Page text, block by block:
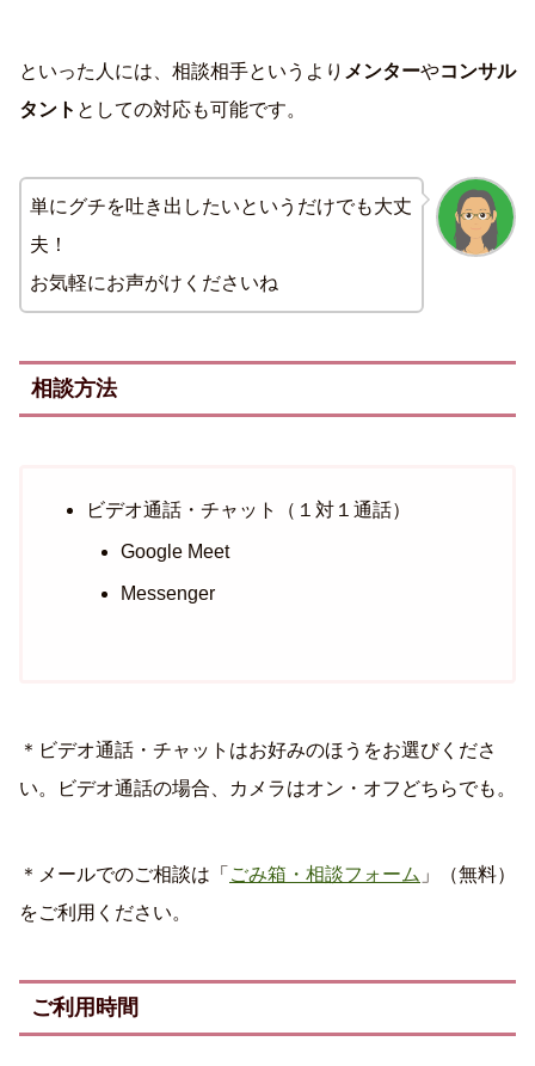
といった人には、相談相手というより メンターやコンサル
タント としての対応も可能です。
単にグチを吐き出したいというだけでも大丈
夫！
お気軽にお声がけくださいね
相談方法
ビデオ通話・チャット（１対１通話）
Google Meet
Messenger
＊ビデオ通話・チャットはお好みのほうをお選びくださ
い。ビデオ通話の場合、カメラはオン・オフどちらでも。
＊メールでのご相談は「 ごみ箱・相談フォーム 」（無料）
をご利用ください。
ご利用時間